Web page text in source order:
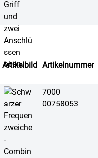
Artikelbild Artikelnummer
7000
00758053